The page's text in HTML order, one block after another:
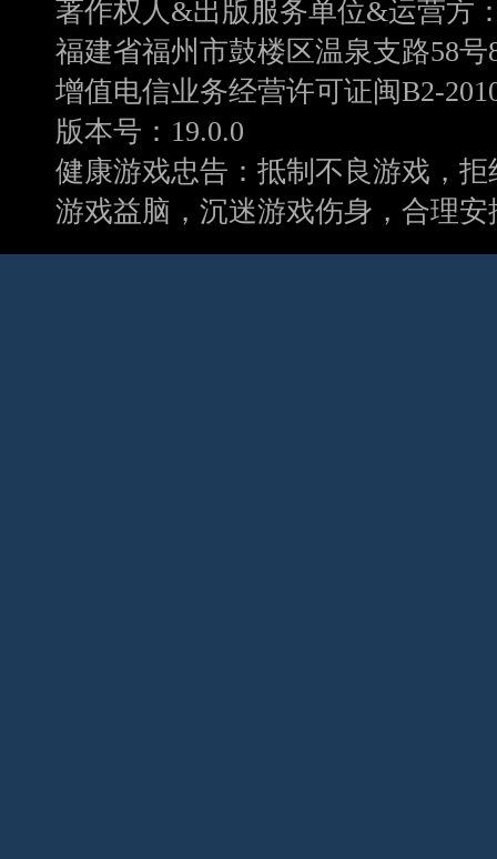
著作权人&出版服务单位&运营方
福建省福州市鼓楼区温泉支路58号
增值电信业务经营许可证闽B2-
版本号：19.0.0
健康游戏忠告：抵制不良游戏，
游戏益脑，沉迷游戏伤身，合理